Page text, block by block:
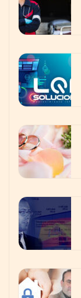
¿Vender tu
ahorro real.
Poda de
seguridad